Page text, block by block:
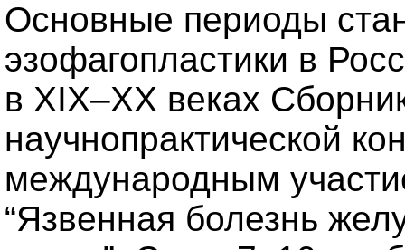
Основные периоды
эзофагопластики в
в XIX–XX веках
научнопрактической
международным
“Язвенная болезнь